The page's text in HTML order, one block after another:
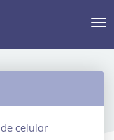
celular